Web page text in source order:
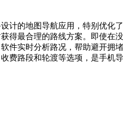
计的地图导航应用，特别优化
得最合理的路线方案。即使在
件实时分析路况，帮助避开
费路段和轮渡等选项，是手机导